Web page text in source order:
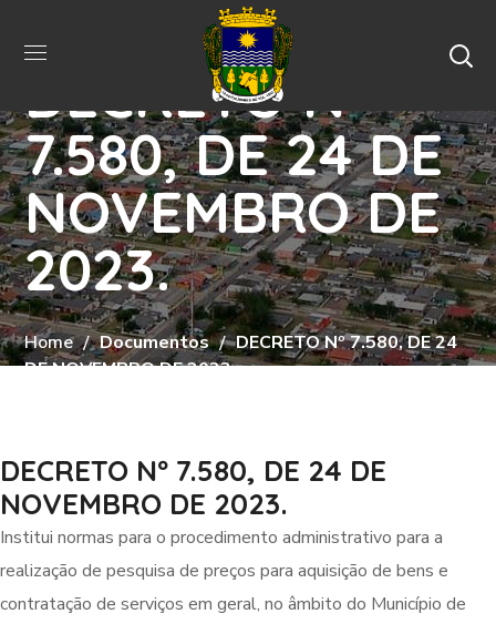
DECRETO Nº
7.580, DE 24 DE
NOVEMBRO DE
2023.
Home Documentos
DECRETO Nº 7.580, DE 24
DE NOVEMBRO DE 2023.
DECRETO Nº 7.580, DE 24 DE
NOVEMBRO DE 2023.
Institui normas para o procedimento administrativo para a
realização de pesquisa de preços para aquisição de bens e
contratação de serviços em geral, no âmbito do Município de